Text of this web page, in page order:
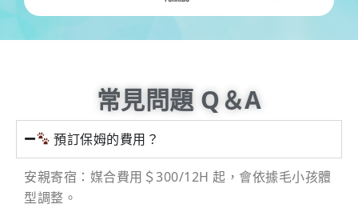
常見問題 Q＆A
預訂保姆的費用？
安親寄宿：媒合費用＄300/12H 起，會依據毛小孩體
型調整。